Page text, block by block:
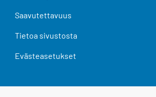
Saavutettavuus
Tietoa sivustosta
Evästeasetukset